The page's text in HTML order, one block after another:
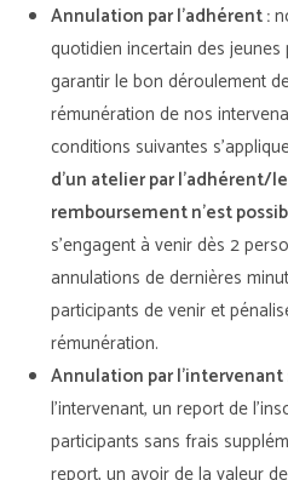
Annulation par l’adhérent :
quotidien incertain des
garantir le bon déroulement
rémunération de nos
conditions suivantes
d’un atelier par l’adhérent/
remboursement n’est
s’engagent à venir dès 2
annulations de dernières
participants de venir et
rémunération.
Annulation par
l’intervenant, un report de
participants sans frais